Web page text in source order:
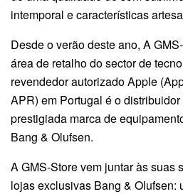
intemporal e características
Desde o verão deste ano, A
área de retalho do sector de
revendedor autorizado Apple
APR) em Portugal é o
prestigiada marca de
Bang & Olufsen.
A GMS-Store vem juntar às suas
lojas exclusivas Bang & Olufsen: